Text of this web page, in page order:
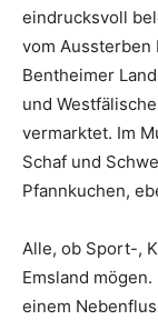
eindrucksvoll
vom Aussterben
Bentheimer
und
vermarktet. Im
Schaf und
Pfannkuchen,
Alle, ob Sport-,
Emsland
einem